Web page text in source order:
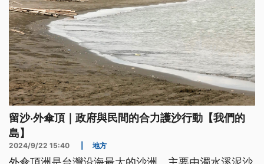
留沙‧外傘頂｜政府與民間的合力護沙行動【我們的
島】
2024/9/22 15:40 地方